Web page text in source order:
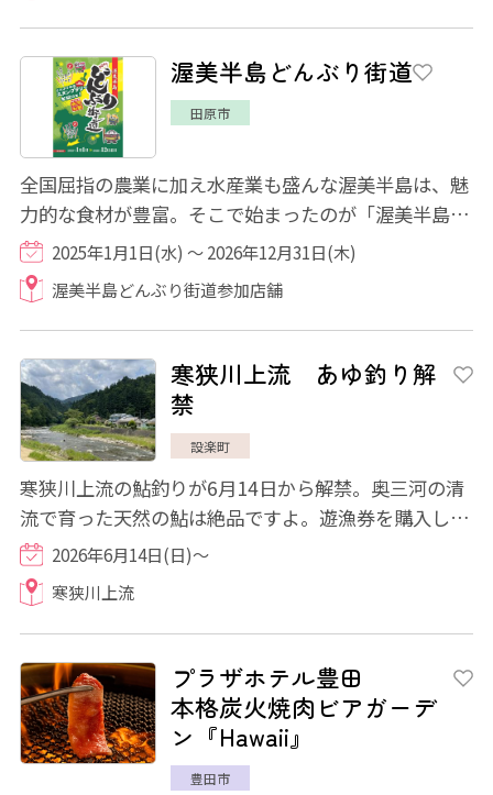
渥美半島どんぶり街道
田原市
全国屈指の農業に加え水産業も盛んな渥美半島は、魅
力的な食材が豊富。そこで始まったのが「渥美半島ど
んぶり街道」。各店が「地元渥美半島の食材...
2025年1月1日(水) ～ 2026年12月31日(木)
渥美半島どんぶり街道参加店舗
寒狭川上流 あゆ釣り解
禁
設楽町
寒狭川上流の鮎釣りが6月14日から解禁。奥三河の清
流で育った天然の鮎は絶品ですよ。遊漁券を購入し、
是非鮎釣りをお楽しみください。
2026年6月14日(日)～
寒狭川上流
プラザホテル豊田
本格炭火焼肉ビアガーデ
ン『Hawaii』
豊田市